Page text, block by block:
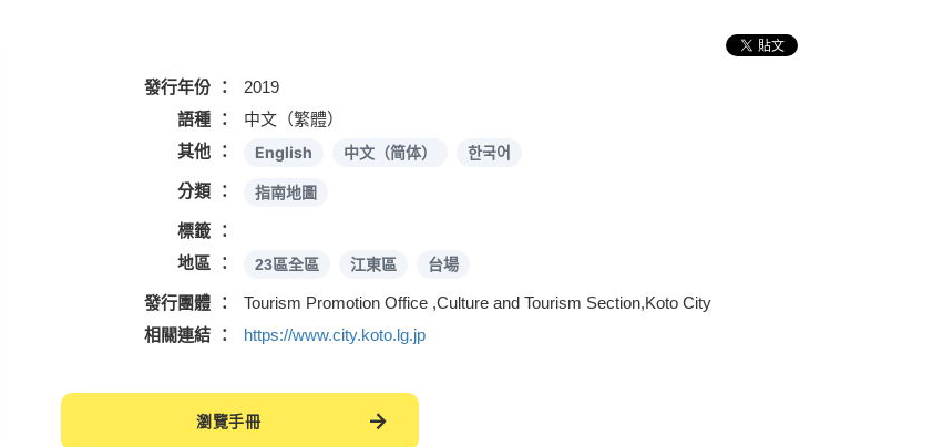
發行年份
2019
語種
中文（繁體）
其他
English 中文（简体） 한국어
分類 指南地圖
標籤
地區
23區全區 江東區 台場
發行團體
Tourism Promotion Office ,Culture and Tourism Section,Koto City
相關連結
https://www.city.koto.lg.jp
瀏覽手冊